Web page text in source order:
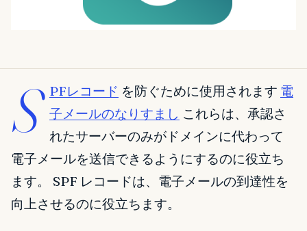
S PFレコード を防ぐために使用されます 電
子メールのなりすまし これらは、承認さ
れたサーバーのみがドメインに代わって
電子メールを送信できるようにするのに役立ち
ます。 SPF レコードは、電子メールの到達性を
向上させるのに役立ちます。